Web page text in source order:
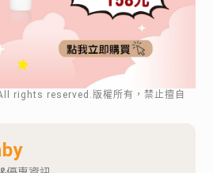
rights reserved.版權所有，禁止擅自